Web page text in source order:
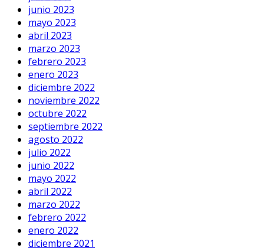
junio 2023
mayo 2023
abril 2023
marzo 2023
febrero 2023
enero 2023
diciembre 2022
noviembre 2022
octubre 2022
septiembre 2022
agosto 2022
julio 2022
junio 2022
mayo 2022
abril 2022
marzo 2022
febrero 2022
enero 2022
diciembre 2021